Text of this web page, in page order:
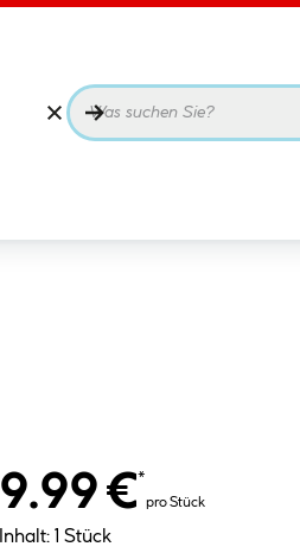
9.99 €*
pro Stück
Inhalt: 1 Stück